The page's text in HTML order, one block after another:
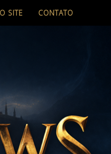
SITE CONTATO